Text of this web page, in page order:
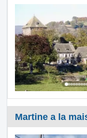
Martine a la